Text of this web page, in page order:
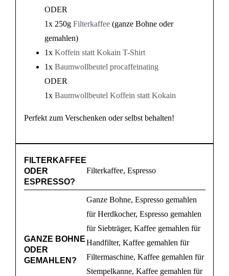
ODER
1x 250g Filterkaffee(ganze Bohne oder
gemahlen)
1x Koffein statt Kokain T-Shirt
1x Baumwollbeutel procaffeinating
ODER
1x Baumwollbeutel Koffein statt Kokain
Perfekt zum Verschenken oder selbst behalten!
FILTERKAFFEE
ODER
ESPRESSO?
Filterkaffee, Espresso
GANZE BOHNE
ODER
GEMAHLEN?
Ganze Bohne, Espresso gemahlen
für Herdkocher, Espresso gemahlen
für Siebträger, Kaffee gemahlen für
Handfilter, Kaffee gemahlen für
Filtermaschine, Kaffee gemahlen für
Stempelkanne, Kaffee gemahlen für